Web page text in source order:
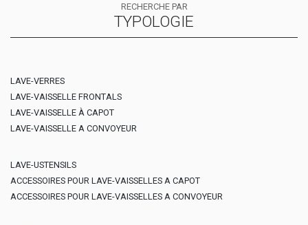
RECHERCHE PAR
TYPOLOGIE
LAVE-VERRES
LAVE-VAISSELLE FRONTALS
LAVE-VAISSELLE À CAPOT
LAVE-VAISSELLE A CONVOYEUR
LAVE-USTENSILS
ACCESSOIRES POUR LAVE-VAISSELLES A CAPOT
ACCESSOIRES POUR LAVE-VAISSELLES A CONVOYEUR